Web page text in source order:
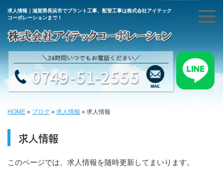
求人情報｜滋賀県長浜市でプラント工事、配管工事は株式会社アイテック
コーポレーションまで！
HOME » ブログ » 求人情報 » 求人情報
求人情報
このページでは、求人情報を随時更新してまいります。